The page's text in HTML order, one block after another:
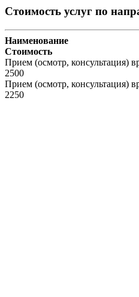
Стоимость услуг по
Наименование
Стоимость
Прием (осмотр, консультация)
2500
Прием (осмотр, консультация)
2250